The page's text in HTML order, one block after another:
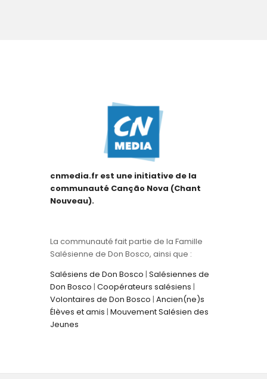
cnmedia.fr est une initiative de la
communauté Canção Nova (Chant
Nouveau).
La communauté fait partie de la Famille
Salésienne de Don Bosco, ainsi que :
Salésiens de Don Bosco | Salésiennes de
Don Bosco | Coopérateurs salésiens |
Volontaires de Don Bosco | Ancien(ne)s
Élèves et amis | Mouvement Salésien des
Jeunes